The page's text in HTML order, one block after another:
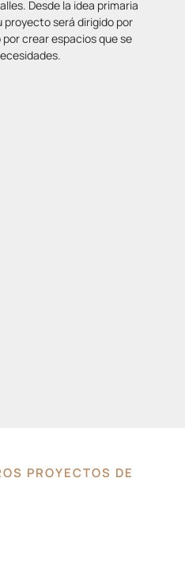
Desde la idea primaria
será dirigido por
crear espacios que se
PROYECTOS DE